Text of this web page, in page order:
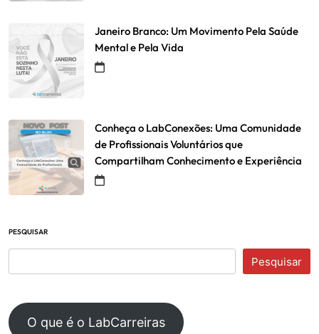
Janeiro Branco: Um Movimento Pela Saúde
Mental e Pela Vida
Conheça o LabConexões: Uma Comunidade
de Profissionais Voluntários que
Compartilham Conhecimento e Experiência
PESQUISAR
Pesquisar
O que é o LabCarreiras